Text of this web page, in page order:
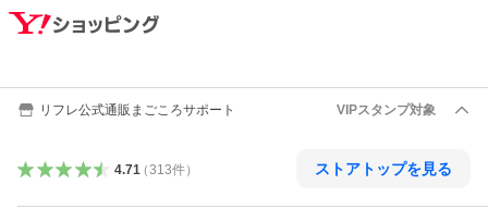
リフレ公式通販まごころサポート VIPスタンプ対象
4.71（313件） ストアトップを見る